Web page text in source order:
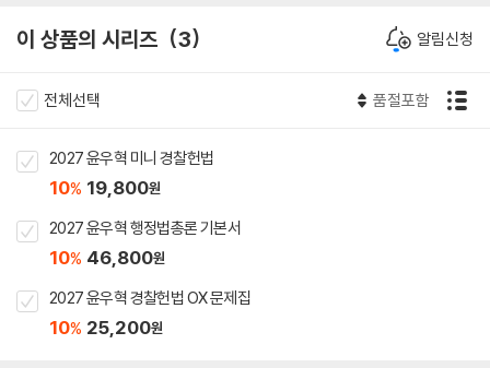
이 상품의 시리즈 3 알림신청
전체선택 품절포함
2027 윤우혁 미니 경찰헌법
10% 19,800원
2027 윤우혁 행정법총론 기본서
10% 46,800원
2027 윤우혁 경찰헌법 OX 문제집
10% 25,200원